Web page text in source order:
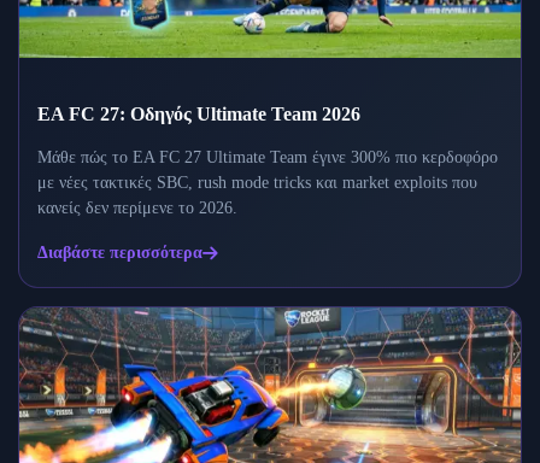
EA FC 27: Οδηγός Ultimate Team 2026
Μάθε πώς το EA FC 27 Ultimate Team έγινε 300% πιο κερδοφόρο
με νέες τακτικές SBC, rush mode tricks και market exploits που
κανείς δεν περίμενε το 2026.
Διαβάστε περισσότερα